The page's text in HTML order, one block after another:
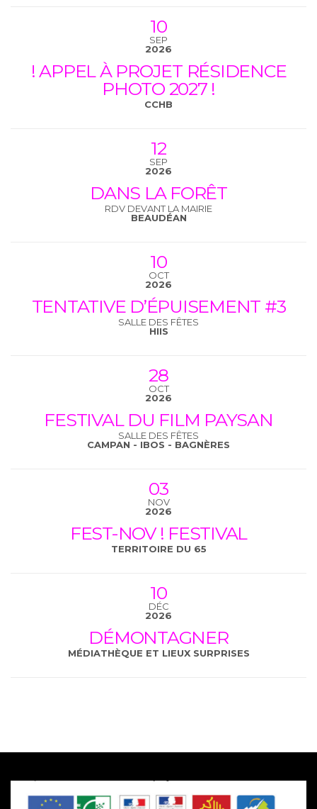
10
SEP
2026
! APPEL À PROJET RÉSIDENCE
PHOTO 2027 !
CCHB
12
SEP
2026
DANS LA FORÊT
RDV DEVANT LA MAIRIE
BEAUDÉAN
10
OCT
2026
TENTATIVE D’ÉPUISEMENT #3
SALLE DES FÊTES
HIIS
28
OCT
2026
FESTIVAL DU FILM PAYSAN
SALLE DES FÊTES
CAMPAN - IBOS - BAGNÈRES
03
NOV
2026
FEST-NOV ! FESTIVAL
TERRITOIRE DU 65
10
DÉC
2026
DÉMONTAGNER
MÉDIATHÈQUE ET LIEUX SURPRISES